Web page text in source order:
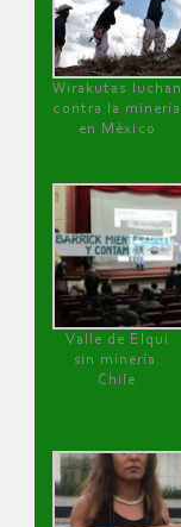
Wirakutas luchan
contra la minería
en México
Valle de Elqui
sin minería.
Chile